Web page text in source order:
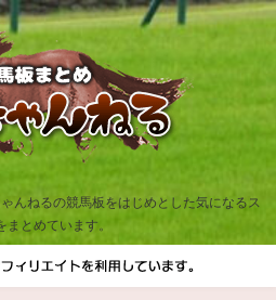
んねるの競馬板をはじめとした気になるス
まとめています。